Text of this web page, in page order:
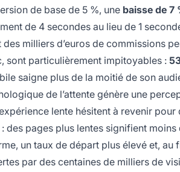
de base de 5 %, une baisse de 7
de 4 secondes au lieu de 1
milliers d’euros de commissions
sont particulièrement impitoyables :
saigne plus de la moitié de son
de l’attente génère une
lente hésitent à revenir
: des pages plus lentes signifient
un taux de départ plus élevé et, au
par des centaines de milliers de